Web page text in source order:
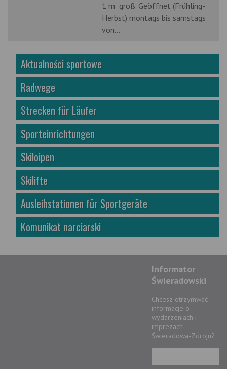
1 m groß. Geöffnet (Frühling-
Herbst) montags bis samstags
von...
Aktualności sportowe
Radwege
Strecken für Läufer
Sporteinrichtungen
Skiloipen
Skilifte
Ausleihstationen für Sportgeräte
Komunikat narciarski
Informator
Świeradowski
Chcesz otrzymwać
informacje o
wydarzeniach i
imprezach
Świeradowa-Zdroju?